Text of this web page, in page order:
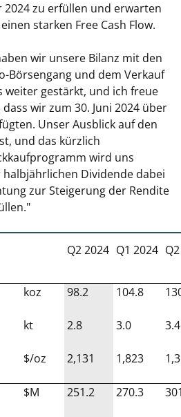
2024 zu erfüllen und erwarten
starken Free Cash Flow.
wir unsere Bilanz mit den
Börsengang und dem Verkauf
weiter gestärkt, und ich freue
wir zum 30. Juni 2024 über
Unser Ausblick auf den
und das kürzlich
wird uns
Dividende dabei
zur Steigerung der Rendite
Q2 2024 Q1 2024
koz 98.2 104.8
kt 2.8 3.0 3.4
$/oz 2,131 1,823
$M 251.2 270.3